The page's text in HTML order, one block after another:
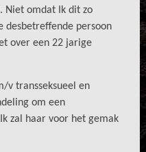
Niet omdat Ik dit zo
desbetreffende persoon
over een 22 jarige
v transseksueel en
om een
zal haar voor het gemak